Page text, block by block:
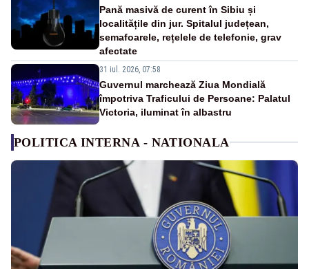
Pană masivă de curent în Sibiu și
localitățile din jur. Spitalul județean,
semafoarele, rețelele de telefonie, grav
afectate
31 iul. 2026, 07:58
Guvernul marchează Ziua Mondială
împotriva Traficului de Persoane: Palatul
Victoria, iluminat în albastru
POLITICA INTERNA - NATIONALA